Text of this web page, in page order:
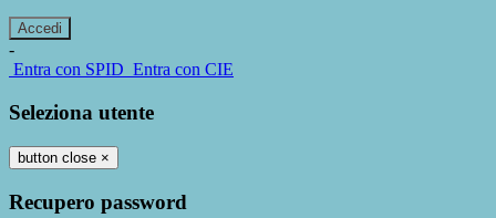
-
Entra con SPID Entra con CIE
Seleziona utente
button close ×
Recupero password